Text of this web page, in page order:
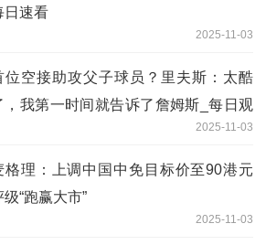
日速看
2025-11-03
位空接助攻父子球员？里夫斯：太酷
，我第一时间就告诉了詹姆斯_每日观
2025-11-03
格理：上调中国中免目标价至90港元
级“跑赢大市”
2025-11-03